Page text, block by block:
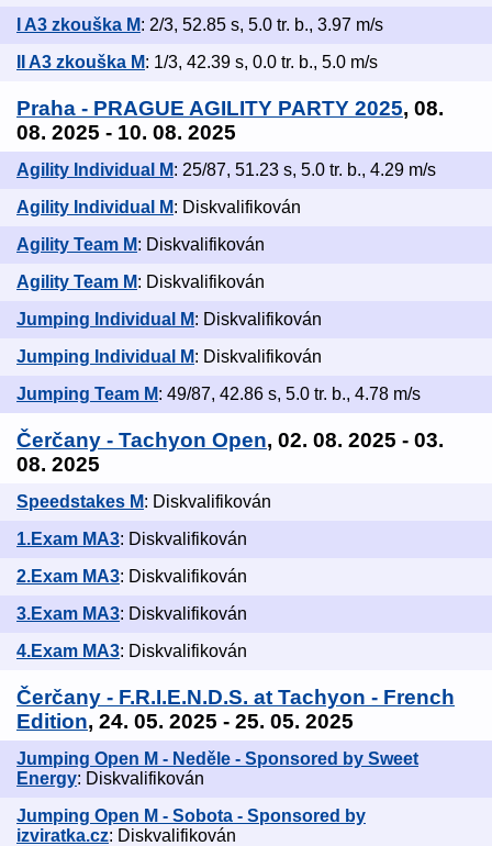
I A3 zkouška M: 2/3, 52.85 s, 5.0 tr. b., 3.97 m/s
II A3 zkouška M: 1/3, 42.39 s, 0.0 tr. b., 5.0 m/s
Praha - PRAGUE AGILITY PARTY 2025, 08.
08. 2025 - 10. 08. 2025
Agility Individual M: 25/87, 51.23 s, 5.0 tr. b., 4.29 m/s
Agility Individual M: Diskvalifikován
Agility Team M: Diskvalifikován
Agility Team M: Diskvalifikován
Jumping Individual M: Diskvalifikován
Jumping Individual M: Diskvalifikován
Jumping Team M: 49/87, 42.86 s, 5.0 tr. b., 4.78 m/s
Čerčany - Tachyon Open, 02. 08. 2025 - 03.
08. 2025
Speedstakes M: Diskvalifikován
1.Exam MA3: Diskvalifikován
2.Exam MA3: Diskvalifikován
3.Exam MA3: Diskvalifikován
4.Exam MA3: Diskvalifikován
Čerčany - F.R.I.E.N.D.S. at Tachyon - French
Edition, 24. 05. 2025 - 25. 05. 2025
Jumping Open M - Neděle - Sponsored by Sweet
Energy: Diskvalifikován
Jumping Open M - Sobota - Sponsored by
izviratka.cz: Diskvalifikován